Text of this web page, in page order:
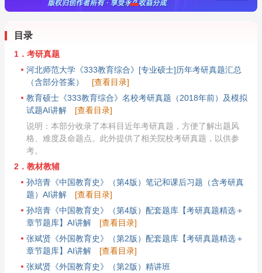
目录
1．考研真题
河北师范大学《333教育综合》[专业硕士]历年考研真题汇总
（含部分答案）
[查看目录]
教育硕士《333教育综合》名校考研真题（2018年前）及模拟
试题AI讲解
[查看目录]
说明：本部分收录了本科目近年考研真题，方便了解出题风
格、难度及命题点。此外提供了相关院校考研真题，以供参
考。
2．教材教辅
孙培青《中国教育史》（第4版）笔记和课后习题（含考研真
题）AI讲解
[查看目录]
孙培青《中国教育史》（第4版）配套题库【考研真题精选＋
章节题库】AI讲解
[查看目录]
张斌贤《外国教育史》（第2版）配套题库【考研真题精选＋
章节题库】AI讲解
[查看目录]
张斌贤《外国教育史》（第2版）精讲班